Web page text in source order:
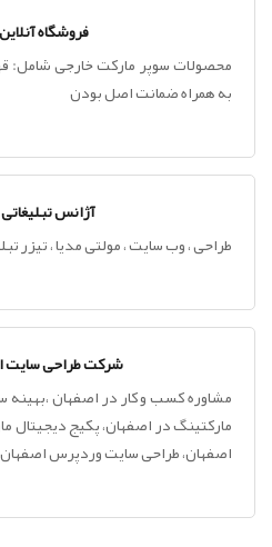
فروشگاه
محصولات سوپر مارکت خارجی شامل:
به همراه ضمانت اصل بودن
آژانس
طراحی ، وب سایت ، مولتی مدیا ، تیزر
شرکت طراحی سایت
مشاوره کسب و کار در اصفهان
مارکتینگ در اصفهان، پکیج دیجیتال
اصفهان، طراحی سایت وردپرس اصفهان